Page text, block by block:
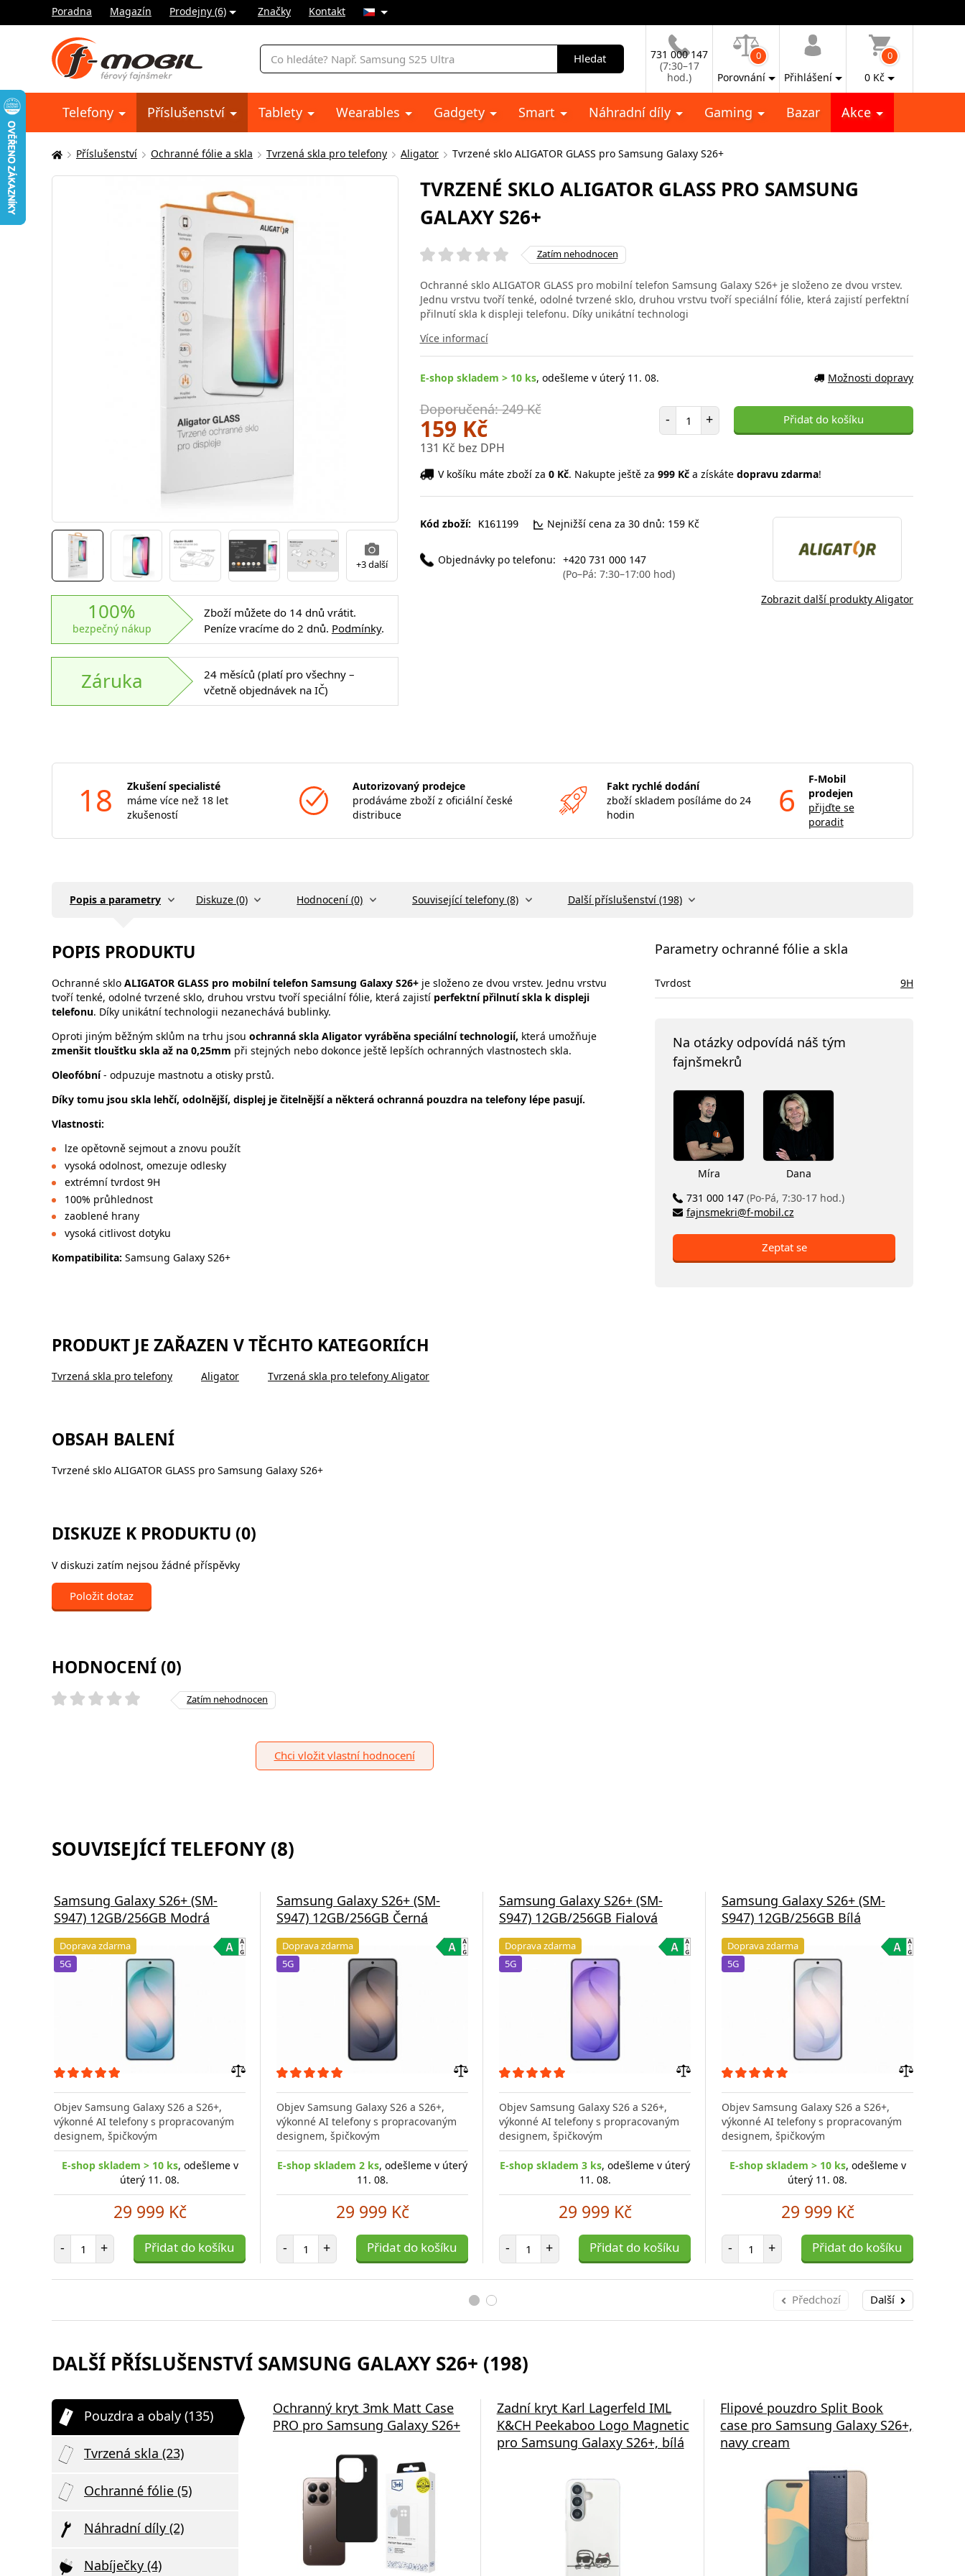
Poradna Magazín Prodejny (6) Značky Kontakt
Vyhledávání
Hledat
731 000 147
(7:30–17
hod.)
0
Porovnání Přihlášení
0
0 Kč
Telefony Příslušenství Tablety Wearables Gadgety Smart Náhradní díly Gaming Bazar Akce
Zde
se
Příslušenství Ochranné fólie a skla Tvrzená skla pro telefony Aligator Tvrzené sklo ALIGATOR GLASS pro Samsung Galaxy S26+
+3 další
100%
bezpečný nákup
Zboží můžete do 14 dnů vrátit.
Peníze vracíme do 2 dnů. Podmínky.
Záruka
24 měsíců (platí pro všechny –
včetně objednávek na IČ)
TVRZENÉ SKLO ALIGATOR GLASS PRO SAMSUNG
GALAXY S26+
Zatím nehodnocen
Ochranné sklo ALIGATOR GLASS pro mobilní telefon Samsung Galaxy S26+ je složeno ze dvou vrstev.
Jednu vrstvu tvoří tenké, odolné tvrzené sklo, druhou vrstvu tvoří speciální fólie, která zajistí perfektní
přilnutí skla k displeji telefonu. Díky unikátní technologi
Více informací
E-shop skladem > 10 ks, odešleme v úterý 11. 08. Možnosti dopravy
Doporučená: 249 Kč
159 Kč
131 Kč bez DPH
- Počet položek
+ Přidat do košíku
V košíku máte zboží za 0 Kč. Nakupte ještě za 999 Kča získáte dopravu zdarma!
Kód zboží: K161199 Nejnižší cena za 30 dnů: 159 Kč
Objednávky po telefonu: +420 731 000 147
(Po–Pá: 7:30–17:00 hod)
Zobrazit další produkty Aligator
18
Zkušení specialisté
máme více než 18 let
zkušeností
Autorizovaný prodejce
prodáváme zboží z oficiální české
distribuce
Fakt rychlé dodání
zboží skladem posíláme do 24
hodin
6
F-Mobil
prodejen
přijďte se
poradit
Popis a parametry Diskuze (0) Hodnocení (0) Související telefony (8) Další příslušenství (198)
POPIS PRODUKTU
Ochranné sklo ALIGATOR GLASS pro mobilní telefon Samsung Galaxy S26+ je složeno ze dvou vrstev. Jednu vrstvu
tvoří tenké, odolné tvrzené sklo, druhou vrstvu tvoří speciální fólie, která zajistí perfektní přilnutí skla k displeji
telefonu. Díky unikátní technologii nezanechává bublinky.
Oproti jiným běžným sklům na trhu jsou ochranná skla Aligator vyráběna speciální technologií, která umožňuje
zmenšit tloušťku skla až na 0,25mm při stejných nebo dokonce ještě lepších ochranných vlastnostech skla.
Oleofóbní- odpuzuje mastnotu a otisky prstů.
Díky tomu jsou skla lehčí, odolnější, displej je čitelnější a některá ochranná pouzdra na telefony lépe pasují.
Vlastnosti:
lze opětovně sejmout a znovu použít
vysoká odolnost, omezuje odlesky
extrémní tvrdost 9H
100% průhlednost
zaoblené hrany
vysoká citlivost dotyku
Kompatibilita: Samsung Galaxy S26+
PRODUKT JE ZAŘAZEN V TĚCHTO KATEGORIÍCH
Tvrzená skla pro telefony Aligator Tvrzená skla pro telefony Aligator
OBSAH BALENÍ
Tvrzené sklo ALIGATOR GLASS pro Samsung Galaxy S26+
DISKUZE K PRODUKTU (0)
V diskuzi zatím nejsou žádné příspěvky
Položit dotaz
HODNOCENÍ (0)
Zatím nehodnocen
Chci vložit vlastní hodnocení
Parametry ochranné fólie a skla
Tvrdost 9H
Na otázky odpovídá náš tým
fajnšmekrů
Míra
Dana
731 000 147 (Po-Pá, 7:30-17 hod.)
fajnsmekri@f-mobil.cz
Zeptat se
SOUVISEJÍCÍ TELEFONY (8)
Samsung Galaxy S26+ (SM-
S947) 12GB/256GB Modrá
Doprava zdarma
5G
porovnání
Objev Samsung Galaxy S26 a S26+,
výkonné AI telefony s propracovaným
designem, špičkovým
E-shop skladem > 10 ks, odešleme v
úterý 11. 08.
29 999 Kč
- Počet položek
+ Přidat do košíku
Samsung Galaxy S26+ (SM-
S947) 12GB/256GB Černá
Doprava zdarma
5G
porovnání
Objev Samsung Galaxy S26 a S26+,
výkonné AI telefony s propracovaným
designem, špičkovým
E-shop skladem 2 ks, odešleme v úterý
11. 08.
29 999 Kč
- Počet položek
+ Přidat do košíku
Samsung Galaxy S26+ (SM-
S947) 12GB/256GB Fialová
Doprava zdarma
5G
porovnání
Objev Samsung Galaxy S26 a S26+,
výkonné AI telefony s propracovaným
designem, špičkovým
E-shop skladem 3 ks, odešleme v úterý
11. 08.
29 999 Kč
- Počet položek
+ Přidat do košíku
Samsung Galaxy S26+ (SM-
S947) 12GB/256GB Bílá
Doprava zdarma
5G
Objev Samsung Galaxy S26 a S26+,
výkonné AI telefony s propracovaným
designem, špičkovým
E-shop skladem > 10 ks, odešleme v
úterý 11. 08.
29 999 Kč
- Počet položek
+ Přidat do košíku
Předchozí Další
DALŠÍ PŘÍSLUŠENSTVÍ SAMSUNG GALAXY S26+ (198)
Pouzdra a obaly (135)
Tvrzená skla (23)
Ochranné fólie (5)
Náhradní díly (2)
Nabíječky (4)
Ochranný kryt 3mk Matt Case
PRO pro Samsung Galaxy S26+
Zadní kryt Karl Lagerfeld IML
K&CH Peekaboo Logo Magnetic
pro Samsung Galaxy S26+, bílá
Flipové pouzdro Split Book
case pro Samsung Galaxy S26+,
navy cream